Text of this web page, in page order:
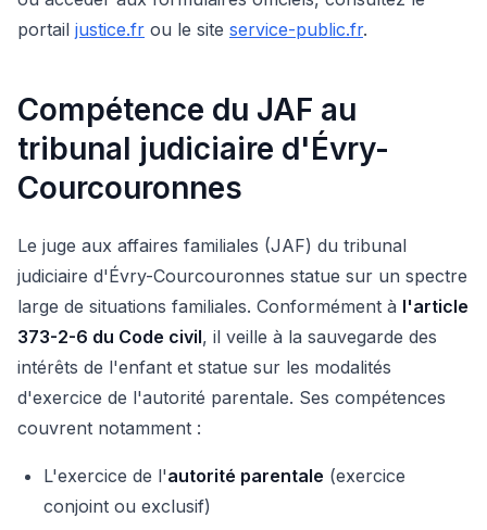
portail justice.fr ou le site service-public.fr.
Compétence du JAF au
tribunal judiciaire d'Évry-
Courcouronnes
Le juge aux affaires familiales (JAF) du tribunal
judiciaire d'Évry-Courcouronnes statue sur un spectre
large de situations familiales. Conformément à l'article
373-2-6 du Code civil, il veille à la sauvegarde des
intérêts de l'enfant et statue sur les modalités
d'exercice de l'autorité parentale. Ses compétences
couvrent notamment :
L'exercice de l'autorité parentale (exercice
conjoint ou exclusif)